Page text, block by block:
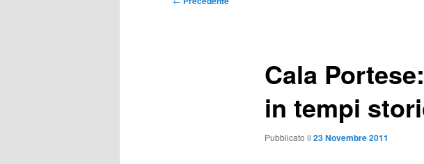
Cala
in tempi
Pubblicato il 23 Novembre 2011